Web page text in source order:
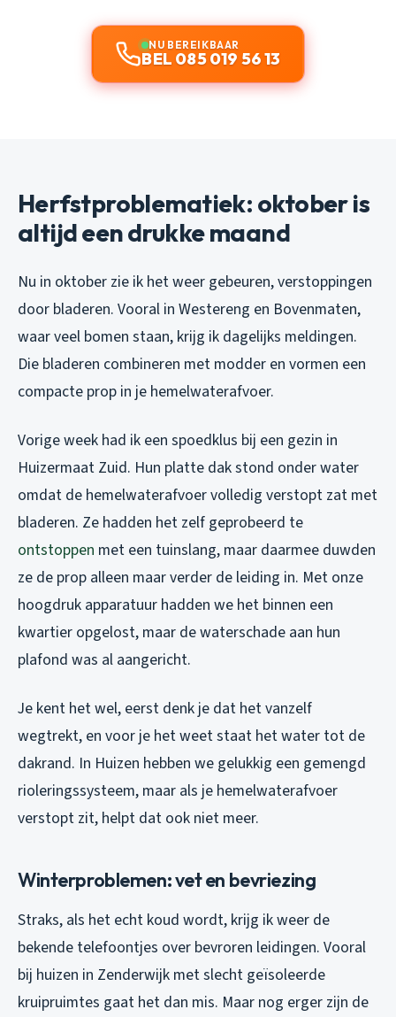
NU BEREIKBAAR
BEL 085 019 56 13
Herfstproblematiek: oktober is
altijd een drukke maand
Nu in oktober zie ik het weer gebeuren, verstoppingen
door bladeren. Vooral in Westereng en Bovenmaten,
waar veel bomen staan, krijg ik dagelijks meldingen.
Die bladeren combineren met modder en vormen een
compacte prop in je hemelwaterafvoer.
Vorige week had ik een spoedklus bij een gezin in
Huizermaat Zuid. Hun platte dak stond onder water
omdat de hemelwaterafvoer volledig verstopt zat met
bladeren. Ze hadden het zelf geprobeerd te
ontstoppen met een tuinslang, maar daarmee duwden
ze de prop alleen maar verder de leiding in. Met onze
hoogdruk apparatuur hadden we het binnen een
kwartier opgelost, maar de waterschade aan hun
plafond was al aangericht.
Je kent het wel, eerst denk je dat het vanzelf
wegtrekt, en voor je het weet staat het water tot de
dakrand. In Huizen hebben we gelukkig een gemengd
rioleringssysteem, maar als je hemelwaterafvoer
verstopt zit, helpt dat ook niet meer.
Winterproblemen: vet en bevriezing
Straks, als het echt koud wordt, krijg ik weer de
bekende telefoontjes over bevroren leidingen. Vooral
bij huizen in Zenderwijk met slecht geïsoleerde
kruipruimtes gaat het dan mis. Maar nog erger zijn de